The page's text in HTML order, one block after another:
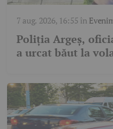
7 aug. 2026, 16:55 în
Poliția Argeș,
a urcat băut la